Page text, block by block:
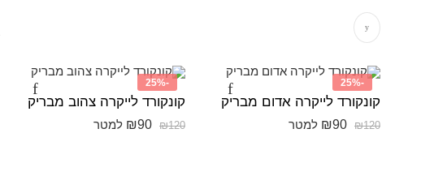
-25%
קונקורד לייקרה אדום מבריק
₪120
₪90 למטר
-25%
קונקורד לייקרה צהוב מבריק
₪120
₪90 למטר